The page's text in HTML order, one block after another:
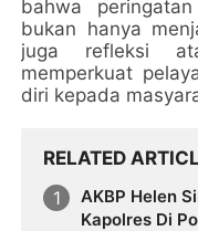
bahwa
bukan hanya
juga refleksi
memperkuat
diri kepada
RELATED
AKBP Helen
Kapolres Di